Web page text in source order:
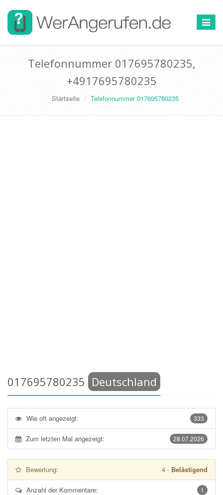
Toggle
Telefonnummer 017695780235,
+4917695780235
Startseite Telefonnummer 017695780235
017695780235 Deutschland
333
Wie oft angezeigt:
28.07.2026
Zum letzten Mal angezeigt:
Bewertung: 4 - Belästigend
1
Anzahl der Kommentare: